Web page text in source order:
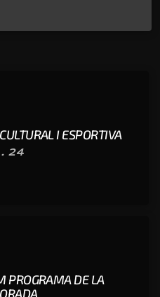
I ESPORTIVA
24
PROGRAMA DE LA